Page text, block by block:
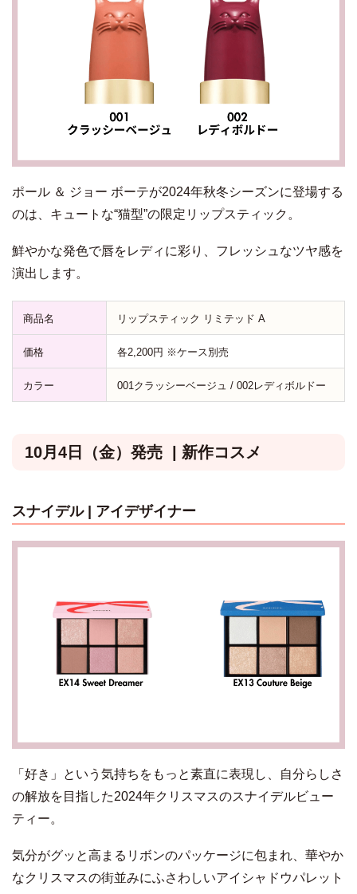
ポール ＆ ジョー ボーテが2024年秋冬シーズンに登場する
のは、キュートな“猫型”の限定リップスティック。
鮮やかな発色で唇をレディに彩り、フレッシュなツヤ感を
演出します。
商品名 リップスティック リミテッド A
価格 各2,200円 ※ケース別売
カラー 001クラッシーベージュ / 002レディボルドー
10月4日（金）発売 | 新作コスメ
スナイデル| アイデザイナー
「好き」という気持ちをもっと素直に表現し、自分らしさ
の解放を目指した2024年クリスマスのスナイデルビュー
ティー。
気分がグッと高まるリボンのパッケージに包まれ、華やか
なクリスマスの街並みにふさわしいアイシャドウパレット